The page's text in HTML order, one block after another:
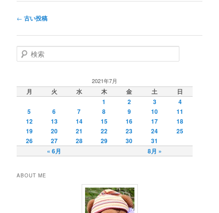
投
ナ
ビ
ゲ
ョ
ン
← 古い投稿
検
索
2021年7月
月 火 水 木 金 土 日
« 6月 8月 »
1 2 3
4
5
6 7 8 9 10
11
12
13 14 15 16 17
18
19
20 21 22 23 24
25
26
27 28 29 30 31
ABOUT ME